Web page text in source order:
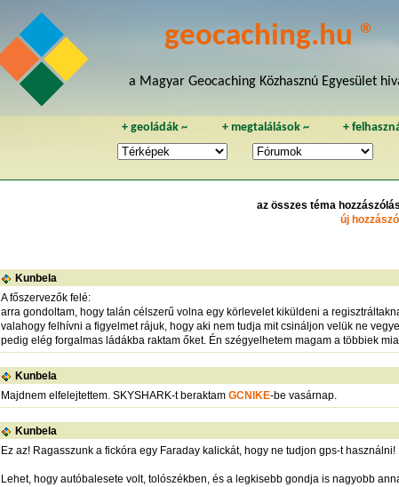
geocaching.hu ®
a Magyar Geocaching Közhasznú Egyesület
+geoládák ~ + megtalálások~ +
az összes téma
új
Kunbela
A főszervezők felé:
arra gondoltam, hogy talán célszerű volna egy körlevelet kiküldeni a
valahogy felhívni a figyelmet rájuk, hogy aki nem tudja mit csináljon velük ne
pedig elég forgalmas ládákba raktam őket. Én szégyelhetem magam a többiek
Kunbela
Majdnem elfelejtettem. SKYSHARK-t beraktam GCNIKE-be vasárnap.
Kunbela
Ez az! Ragasszunk a fickóra egy Faraday kalickát, hogy ne tudjon gps-t használni!
Lehet, hogy autóbalesete volt, tolószékben, és a legkisebb gondja is nagyobb